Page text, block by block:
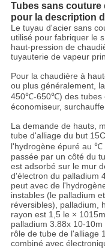
Tubes sans couture
pour la description
Le tuyau d'acier sans
utilisé pour fabriquer le
haut-pression de
tuyauterie de vapeur
Pour la chaudière à
ou plus généralement,
450℃-650℃) des tubes
économiseur,
La demande de hauts,
tube d'alliage du but
l'hydrogène épuré au ℃
passée par un côté du
est adsorbé sur le mur
d'électron du palladium
peut avec de
instables (le palladium
réversibles), palladium,
rayon est 1,5 le ×
palladium 3.88x 10-
rôle de tube de l'alliage
combiné avec